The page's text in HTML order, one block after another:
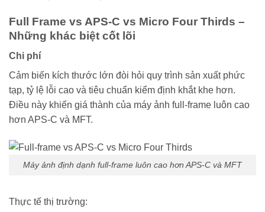
Full Frame vs APS-C vs Micro Four Thirds –
Những khác biệt cốt lõi
Chi phí
Cảm biến kích thước lớn đòi hỏi quy trình sản xuất phức
tạp, tỷ lệ lỗi cao và tiêu chuẩn kiểm định khắt khe hơn.
Điều này khiến giá thành của máy ảnh full-frame luôn cao
hơn APS-C và MFT.
Máy ảnh định dạnh full-frame luôn cao hơn APS-C và MFT
Thực tế thị trường: